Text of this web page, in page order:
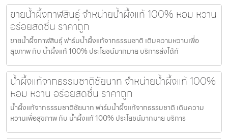
ขายน้ำผึ้งกาฬสินธุ์ จำหน่ายน้ำผึ้งแท้ 100% หอม หวาน
อร่อยสดชื่น ราคาถูก
ขายน้ำผึ้งกาฬสินธุ์ ฟาร์มน้ำผึ้งแท้จากธรรมชาติ เติมความหวานเพื่อ
สุขภาพ กับ น้ำผึ้งแท้ 100% ประโยชน์มากมาย บริการส่งได้ทั
น้ำผึ้งแท้จากธรรมชาติชัยนาท จำหน่ายน้ำผึ้งแท้ 100%
หอม หวาน อร่อยสดชื่น ราคาถูก
น้ำผึ้งแท้จากธรรมชาติชัยนาท ฟาร์มน้ำผึ้งแท้จากธรรมชาติ เติมความ
หวานเพื่อสุขภาพ กับ น้ำผึ้งแท้ 100% ประโยชน์มากมาย บริการ